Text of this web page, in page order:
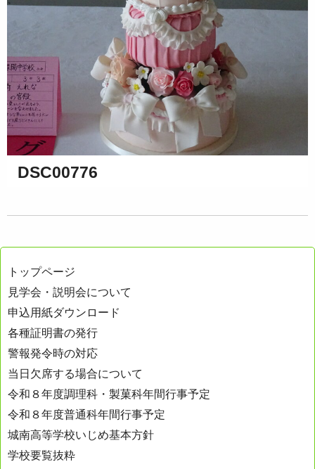
DSC00776
トップページ
見学会・説明会について
申込用紙ダウンロード
各種証明書の発行
警報発令時の対応
当日欠席する場合について
令和８年度調理科・製菓科年間行事予定
令和８年度普通科年間行事予定
城南高等学校いじめ基本方針
学校要覧抜粋